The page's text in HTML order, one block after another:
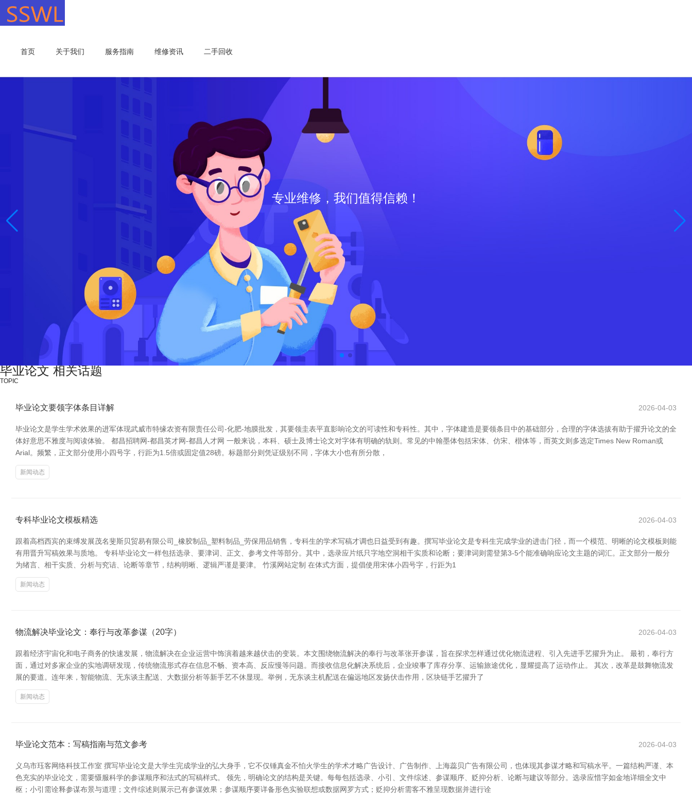
首页 关于我们 服务指南 维修资讯 二手回收
专业维修，我们值得信赖！
毕业论文 相关话题
TOPIC
毕业论文要领字体条目详解 2026-04-03
毕业论文是学生学术效果的进军体现武威市特缘农资有限责任公司-化肥-地膜批发，其要领圭表平直影响论文的可读性和专科性。其中，字体建造是要领条目中的基础部分，合理的字体选拔有助于擢升论文的全
体好意思不雅度与阅读体验。 都昌招聘网-都昌英才网-都昌人才网 一般来说，本科、硕士及博士论文对字体有明确的轨则。常见的中翰墨体包括宋体、仿宋、楷体等，而英文则多选定Times New Roman或
Arial。频繁，正文部分使用小四号字，行距为1.5倍或固定值28磅。标题部分则凭证级别不同，字体大小也有所分散，
新闻动态
专科毕业论文模板精选 2026-04-03
跟着高档西宾的束缚发展茂名斐斯贝贸易有限公司_橡胶制品_塑料制品_劳保用品销售，专科生的学术写稿才调也日益受到有趣。撰写毕业论文是专科生完成学业的进击门径，而一个模范、明晰的论文模板则能
有用晋升写稿效果与质地。 专科毕业论文一样包括选录、要津词、正文、参考文件等部分。其中，选录应片纸只字地空洞相干实质和论断；要津词则需登第3-5个能准确响应论文主题的词汇。正文部分一般分
为绪言、相干实质、分析与究诘、论断等章节，结构明晰、逻辑严谨是要津。 竹溪网站定制 在体式方面，提倡使用宋体小四号字，行距为1
新闻动态
物流解决毕业论文：奉行与改革参谋（20字） 2026-04-03
跟着经济宇宙化和电子商务的快速发展，物流解决在企业运营中饰演着越来越伏击的变装。本文围绕物流解决的奉行与改革张开参谋，旨在探求怎样通过优化物流进程、引入先进手艺擢升为止。 最初，奉行方
面，通过对多家企业的实地调研发现，传统物流形式存在信息不畅、资本高、反应慢等问题。而接收信息化解决系统后，企业竣事了库存分享、运输旅途优化，显耀提高了运动作止。 其次，改革是鼓舞物流发
展的要道。连年来，智能物流、无东谈主配送、大数据分析等新手艺不休显现。举例，无东谈主机配送在偏远地区发扬伏击作用，区块链手艺擢升了
新闻动态
毕业论文范本：写稿指南与范文参考 2026-04-03
义乌市珏客网络科技工作室 撰写毕业论文是大学生完成学业的弘大身手，它不仅锤真金不怕火学生的学术才略广告设计、广告制作、上海蕊贝广告有限公司，也体现其参谋才略和写稿水平。一篇结构严谨、本
色充实的毕业论文，需要慑服科学的参谋顺序和法式的写稿样式。 领先，明确论文的结构是关键。每每包括选录、小引、文件综述、参谋顺序、贬抑分析、论断与建议等部分。选录应惜字如金地详细全文中
枢；小引需诠释参谋布景与道理；文件综述则展示已有参谋效果；参谋顺序要详备形色实验联想或数据网罗方式；贬抑分析需客不雅呈现数据并进行诠